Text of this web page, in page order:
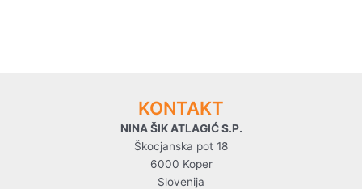
KONTAKT
NINA ŠIK ATLAGIĆ S.P.
Škocjanska pot 18
6000 Koper
Slovenija